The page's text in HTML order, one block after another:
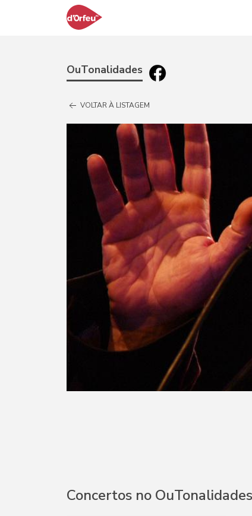
OuTonalidades
VOLTAR À LISTAGEM
Concertos no OuTonalidades